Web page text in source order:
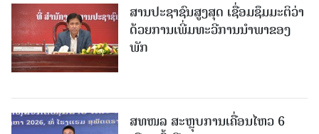
ສານປະຊາຊົນສູງສຸດ ເຊື່ອມຊຶມມະຕິວ່າ
ດ້ວຍການເພີ່ມທະວີການນຳພາຂອງ
ພັກ
ສທໜລ ສະຫຼຸບການເຄື່ອນໄຫວ 6